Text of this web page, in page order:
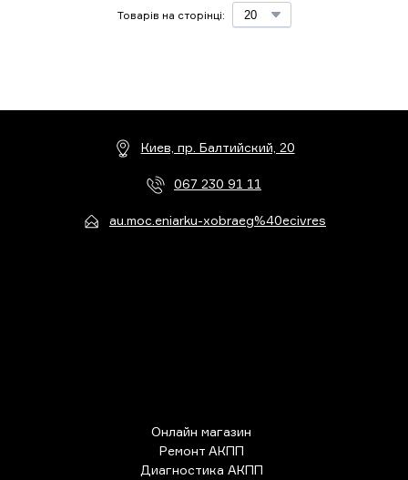
Товарів на сторінці:
Киев, пр. Балтийский, 20
067 230 91 11
au.moc.eniarku-xobraeg%40ecivres
Онлайн магазин
Ремонт АКПП
Диагностика АКПП